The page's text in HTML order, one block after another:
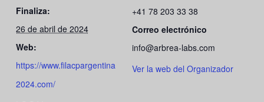
Finaliza:
26 de abril de 2024
Web:
https://www.filacpargentina
2024.com/
+41 78 203 33 38
Correo electrónico
info@arbrea-labs.com
Ver la web del Organizador